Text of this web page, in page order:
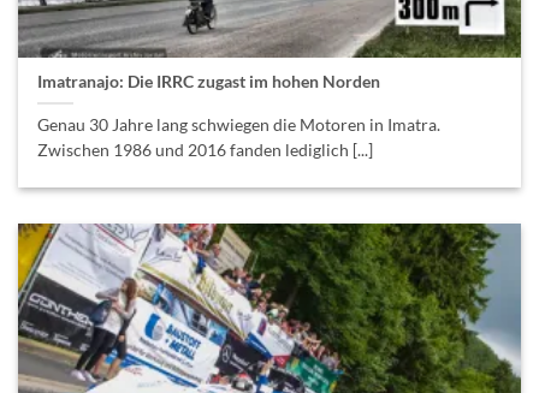
Imatranajo: Die IRRC zugast im hohen Norden
Genau 30 Jahre lang schwiegen die Motoren in Imatra.
Zwischen 1986 und 2016 fanden lediglich [...]